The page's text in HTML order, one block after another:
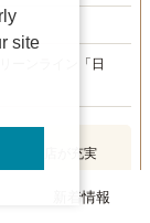
ーンライン「日
利なお店が充実
新着情報
site